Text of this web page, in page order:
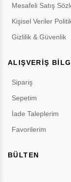
Mesafeli Satış
Kişisel Veriler
Gizlilik & Güvenlik
ALIŞVERİŞ
Sipariş
Sepetim
İade Taleplerim
Favorilerim
BÜLTEN